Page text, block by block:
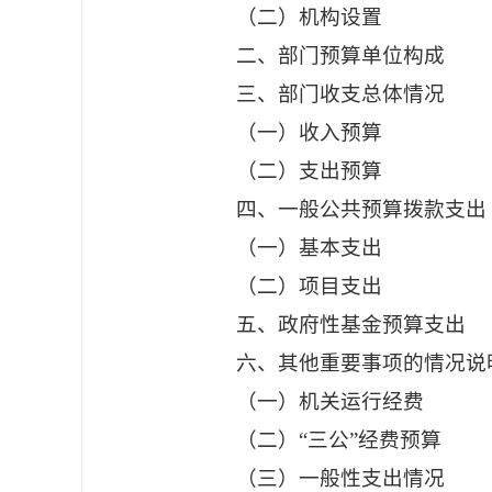
（二）机构设置
二、部门预算单位构成
三、部门收支总体情况
（一）收入预算
（二）支出预算
四、一般公共预算拨款支出
（一）基本支出
（二）项目支出
五、政府性基金预算支出
六、其他重要事项的情况说
（一）机关运行经费
（二） “三公”经费预算
（三）一般性支出情况